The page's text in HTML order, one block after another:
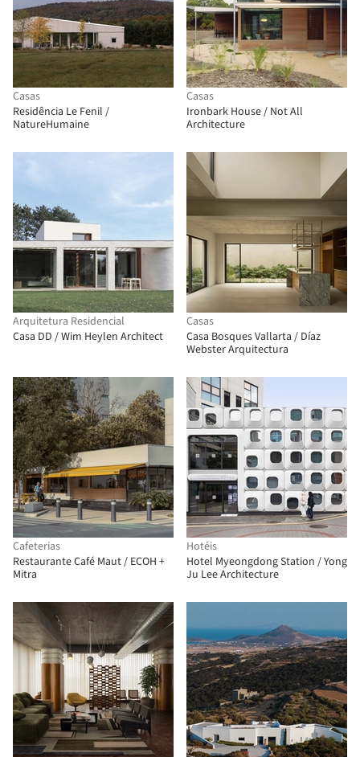
Casas
Residência Le Fenil /
NatureHumaine
Casas
Ironbark House / Not All
Architecture
Arquitetura Residencial
Casa DD / Wim Heylen Architect
Casas
Casa Bosques Vallarta / Díaz
Webster Arquitectura
Cafeterias
Restaurante Café Maut / ECOH +
Mitra
Hotéis
Hotel Myeongdong Station / Yong
Ju Lee Architecture